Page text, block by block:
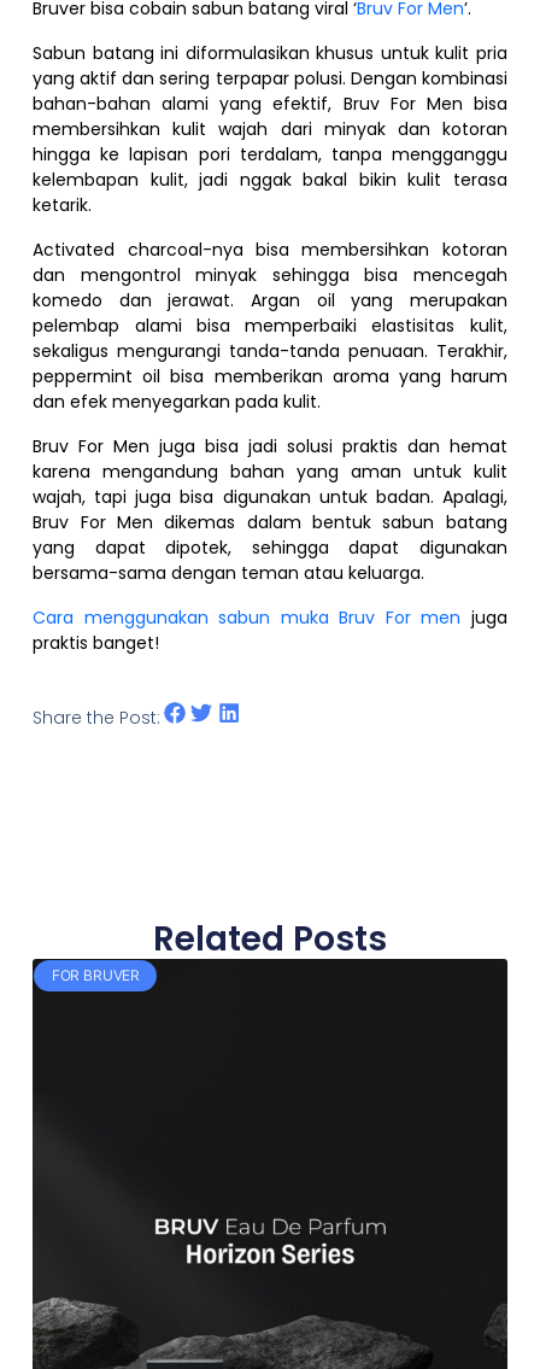
Bruver bisa cobain sabun batang viral ‘Bruv For Men’.
Sabun batang ini diformulasikan khusus untuk kulit pria
yang aktif dan sering terpapar polusi. Dengan kombinasi
bahan-bahan alami yang efektif, Bruv For Men bisa
membersihkan kulit wajah dari minyak dan kotoran
hingga ke lapisan pori terdalam, tanpa mengganggu
kelembapan kulit, jadi nggak bakal bikin kulit terasa
ketarik.
Activated charcoal-nya bisa membersihkan kotoran
dan mengontrol minyak sehingga bisa mencegah
komedo dan jerawat. Argan oil yang merupakan
pelembap alami bisa memperbaiki elastisitas kulit,
sekaligus mengurangi tanda-tanda penuaan. Terakhir,
peppermint oil bisa memberikan aroma yang harum
dan efek menyegarkan pada kulit.
Bruv For Men juga bisa jadi solusi praktis dan hemat
karena mengandung bahan yang aman untuk kulit
wajah, tapi juga bisa digunakan untuk badan. Apalagi,
Bruv For Men dikemas dalam bentuk sabun batang
yang dapat dipotek, sehingga dapat digunakan
bersama-sama dengan teman atau keluarga.
Cara menggunakan sabun muka Bruv For men juga
praktis banget!
Share the Post:
Related Posts
FOR BRUVER